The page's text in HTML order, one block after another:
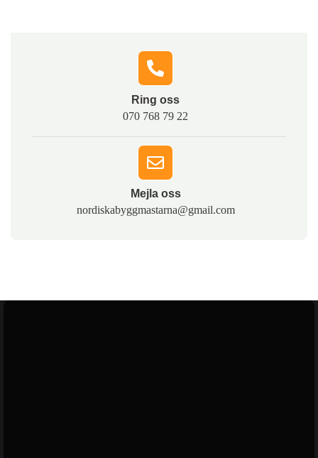
Ring oss​
070 768 79 22
Mejla oss​
nordiskabyggmastarna@gmail.com